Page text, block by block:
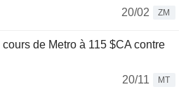
20/02
ZM
de Metro à 115 $CA contre
20/11
MT